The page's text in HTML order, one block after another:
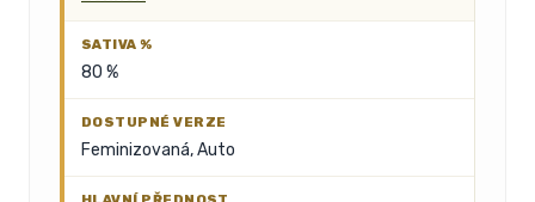
80 %
Feminizovaná, Auto